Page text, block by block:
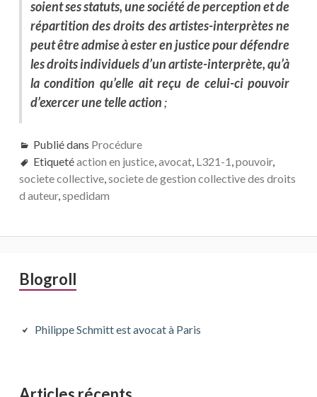
soient ses statuts, une société de perception et de
répartition des droits des artistes-interprètes ne
peut être admise à ester en justice pour défendre
les droits individuels d’un artiste-interprète, qu’à
la condition qu’elle ait reçu de celui-ci pouvoir
d’exercer une telle action;
Publié dans Procédure
Etiquetéaction en justice,avocat, L321-1,pouvoir,
societe collective,societe de gestion collective des droits
d auteur,spedidam
Barre
principale
Blogroll
Philippe Schmitt est avocat à Paris